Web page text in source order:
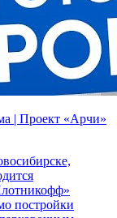
| Проект «Арчи»
постройки